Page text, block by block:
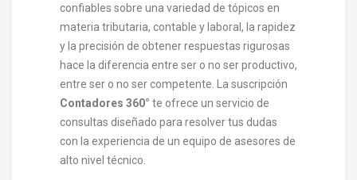
confiables sobre una variedad de tópicos en
materia tributaria, contable y laboral, la rapidez
y la precisión de obtener respuestas rigurosas
hace la diferencia entre ser o no ser productivo,
entre ser o no ser competente. La suscripción
Contadores 360° te ofrece un servicio de
consultas diseñado para resolver tus dudas
con la experiencia de un equipo de asesores de
alto nivel técnico.